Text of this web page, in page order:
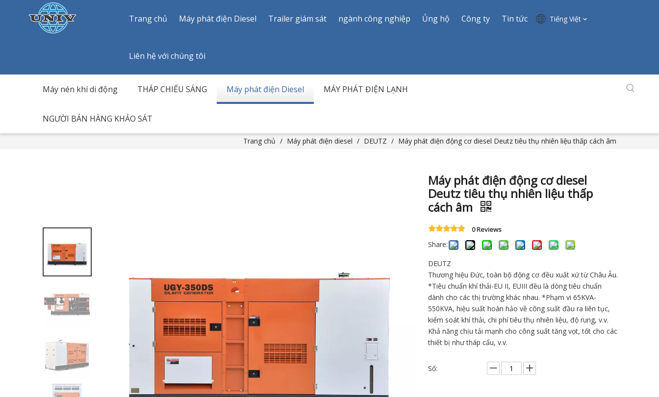
Trang chủ Máy phát điện Diesel Trailer giám sát ngành công nghiệp Ủng hộ Công ty Tin tức
Liên hệ với chúng tôi
Tiếng Việt
Máy nén khí di động THÁP CHIẾU SÁNG Máy phát điện Diesel MÁY PHÁT ĐIỆN LẠNH
NGƯỜI BÁN HÀNG KHẢO SÁT
Trang chủ / Máy phát điện diesel / DEUTZ / Máy phát điện động cơ diesel Deutz tiêu thụ nhiên liệu thấp cách âm
Máy phát điện động cơ diesel
Deutz tiêu thụ nhiên liệu thấp
cách âm
0 Reviews
Share:
DEUTZ
Thương hiệu Đức, toàn bộ động cơ đều xuất xứ từ Châu Âu.
*Tiêu chuẩn khí thải-EU II, EUIII đều là dòng tiêu chuẩn
dành cho các thị trường khác nhau. *Phạm vi 65KVA-
550KVA, hiệu suất hoàn hảo về công suất đầu ra liên tục,
kiểm soát khí thải, chi phí tiêu thụ nhiên liệu, độ rung, v.v.
Khả năng chịu tải mạnh cho công suất tăng vọt, tốt cho các
thiết bị như tháp cẩu, v.v.
Số: